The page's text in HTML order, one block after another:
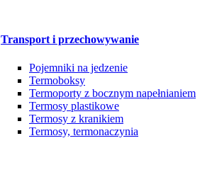
Transport i przechowywanie
Pojemniki na jedzenie
Termoboksy
Termoporty z bocznym napełnianiem
Termosy plastikowe
Termosy z kranikiem
Termosy, termonaczynia